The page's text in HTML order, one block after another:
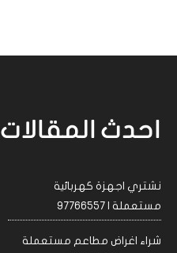
احدث المقالات
نشتري اجهزة كهربائية
مستعملة | 97766557
شراء اغراض مطاعم مستعملة